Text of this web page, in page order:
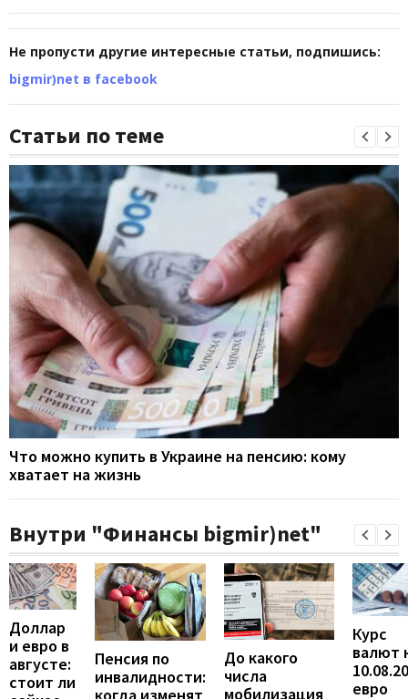
Не пропусти другие интересные статьи, подпишись:
bigmir)net в facebook
Статьи по теме
Что можно купить в Украине на пенсию: кому
хватает на жизнь
Внутри "Финансы bigmir)net"
Доллар
и евро в
августе:
стоит ли
Пенсия по
инвалидности:
До какого
числа
мобилизация
Курс
валют
евро